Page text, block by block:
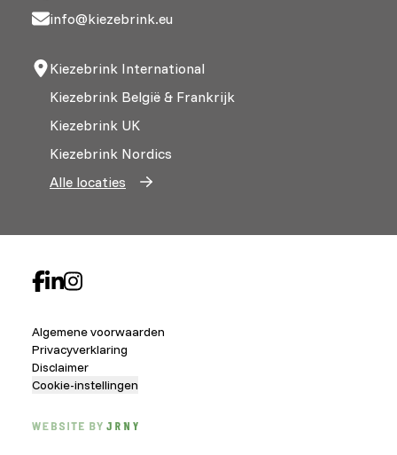
info@kiezebrink.eu
Kiezebrink International
Kiezebrink België & Frankrijk
Kiezebrink UK
Kiezebrink Nordics
Alle locaties
Algemene voorwaarden
Privacyverklaring
Disclaimer
Cookie-instellingen